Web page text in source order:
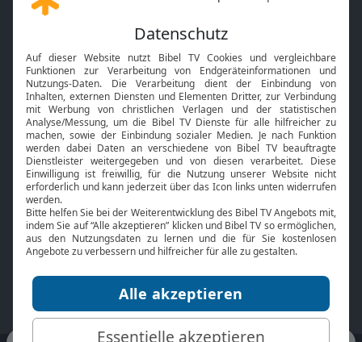
Gott und Bibel erklärt
Neuigkeiten
Mobile App
Smart TV
HbbTV
Bibelthek Online-Bibel
Nächster Gottesdienst
Bibel TV
Über uns
Jobs
Mediadaten
Service
Kontakt
TV-Empfang